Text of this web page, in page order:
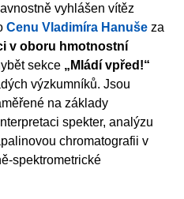
vyhlášen vítěz
Cenu Vladimíra Hanuše za
v oboru hmotnostní
sekce „Mládí vpřed!“
výzkumníků. Jsou
na základy
spekter, analýzu
chromatografii v
spektrometrické